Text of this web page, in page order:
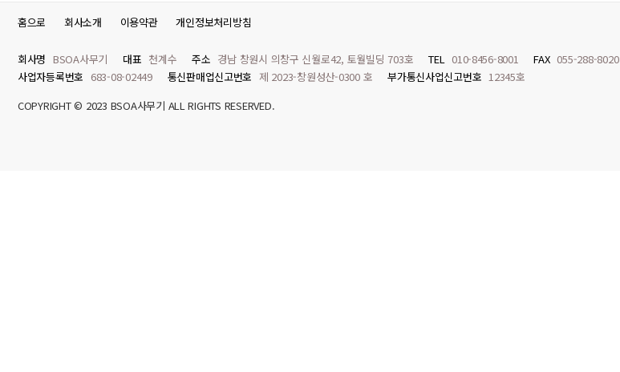
홈으로 회사소개 이용약관 개인정보처리방침
회사명 BSOA사무기 대표 천계수 주소 경남 창원시 의창구 신월로42, 토월빌딩 703호 TEL 010-8456-8001 FAX 055-288-8020
사업자등록번호 683-08-02449 통신판매업신고번호 제 2023-창원성산-0300 호 부가통신사업신고번호 12345호
COPYRIGHT © 2023 BSOA사무기 ALL RIGHTS RESERVED.